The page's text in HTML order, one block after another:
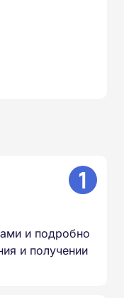
1
и подробно
и получении